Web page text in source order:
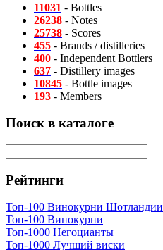
11031 - Bottles
26238 - Notes
25738 - Scores
455 - Brands / distilleries
400 - Independent Bottlers
637 - Distillery images
10845 - Bottle images
193 - Members
Поиск в каталоге
Рейтинги
Топ-100 Винокурни Шотландии
Топ-100 Винокурни
Топ-1000 Негоцианты
Топ-1000 Лучший виски